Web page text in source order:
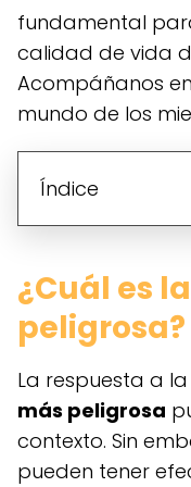
fundamental
calidad de vida
Acompáñanos
mundo de los
Índice
¿Cuál es
peligrosa?
La respuesta a
más peligrosa
contexto. Sin
pueden tener